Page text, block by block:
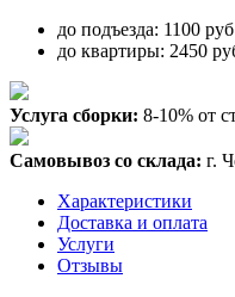
до подъезда: 1100
до квартиры: 2450
Услуга сборки: 8-10% от
Самовывоз со склада: г.
Характеристики
Доставка и оплата
Услуги
Отзывы